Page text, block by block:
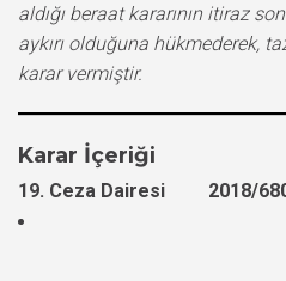
aldığı beraat kararının itiraz
aykırı olduğuna hükmederek,
karar vermiştir.
Karar İçeriği
19. Ceza Dairesi 2018/680